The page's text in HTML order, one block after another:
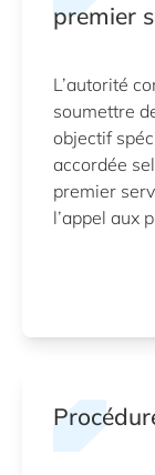
premier
L’autorité
soumettre
objectif
accordée
premier
l’appel aux